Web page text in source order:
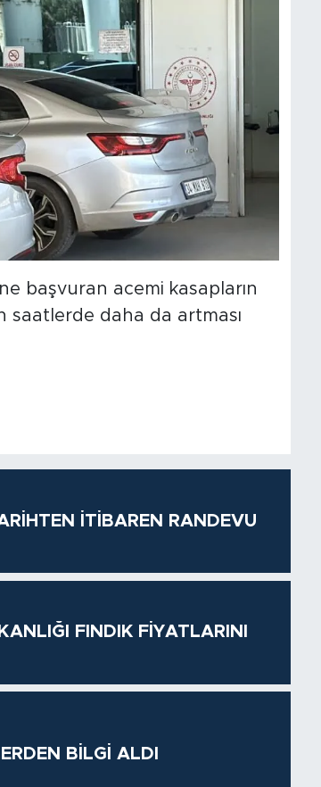
başvuran acemi kasapların
saatlerde daha da artması
İTİBAREN RANDEVU
FINDIK FİYATLARINI
BİLGİ ALDI